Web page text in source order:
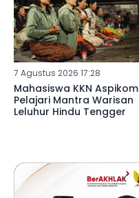
7 Agustus 2026 17:28
Mahasiswa KKN Aspikom
Pelajari Mantra Warisan
Leluhur Hindu Tengger